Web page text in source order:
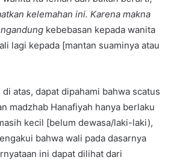
kelemahan ini. Karena makna
kebebasan kepada wanita
lagi kepada [mantan suaminya atau
atas, dapat dipahami bahwa scatus
madzhab Hanafiyah hanya berlaku
kecil [belum dewasa/laki-laki),
bahwa wali pada dasarnya
ini dapat dilihat dari